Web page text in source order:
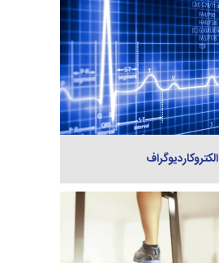
الکتروکاردیوگراف